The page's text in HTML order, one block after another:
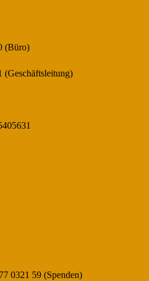
(Büro)
(Geschäftsleitung)
0321 59 (Spenden)